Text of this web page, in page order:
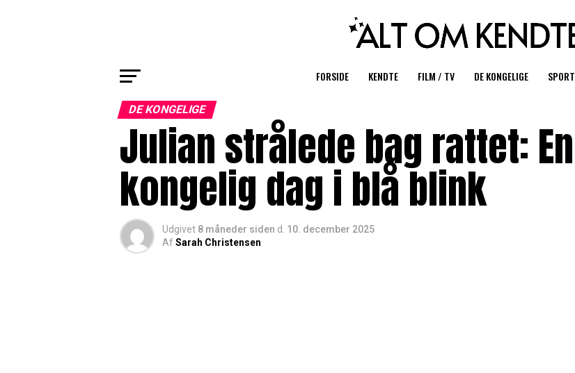
FORSIDE KENDTE FILM / TV DE KONGELIGE SPORT
DE KONGELIGE
Julian strålede bag rattet: En
kongelig dag i blå blink
Udgivet 8 måneder siden d. 10. december 2025
AfSarah Christensen